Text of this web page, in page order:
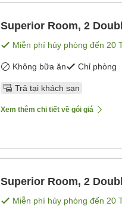
Superior Room, 2
Miễn phí hủy phòng đến 20
Không bữa ăn Chỉ phòng
Trả tại khách sạn
Xem thêm chi tiết về gói giá
Superior Room, 2
Miễn phí hủy phòng đến 20